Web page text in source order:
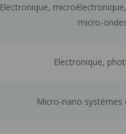
Electronique,
micro-
Electronique,
Micro-nano systèmes